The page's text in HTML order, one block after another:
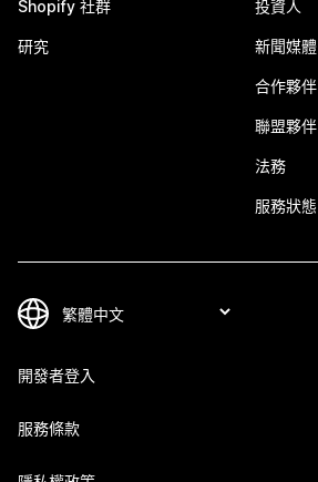
Shopify 社群
研究
投資人
新聞媒體
合作夥伴
聯盟夥伴
法務
服務狀態
開發者登入
服務條款